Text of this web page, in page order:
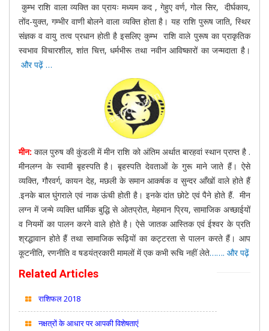
कुम्भ राशि वाला व्यक्ति का प्रायः मध्यम कद , गेहुए वर्ण, गोल सिर, दीर्घकाय,
तोंद-युक्त, गम्भीर वाणी बोलने वाला व्यक्ति होता है। यह राशि पुरूष जाति, स्थिर
संज्ञक व वायु तत्व प्रधान होती है इसलिए कुम्भ राशि वाले पुरूष का प्राकृतिक
स्वभाव विचारशील, शांत चित्त, धर्मभीरू तथा नवीन आविष्कारों का जन्मदाता है।
और पढ़ें …
मीन: काल पुरुष की कुंडली में मीन राशि को अंतिम अर्थात बारहवां स्थान प्राप्त है .
मीनलग्न के स्वामी बृहस्पति है। बृहस्पति देवताओं के गुरू माने जाते हैं। ऐसे
व्यक्ति, गौरवर्ग, कायन देह, मछली के समान आकर्षक व सुन्दर आँखों वाले होते हैं
.इनके बाल घुंगराले एवं नाक ऊंची होती है। इनके दांत छोटे एवं पैने होते हैं. मीन
लग्न में जन्मे व्यक्ति धार्मिक बुद्धि से ओतप्रोत, मेहमान प्रिय, सामाजिक अच्छाईयों
व नियमों का पालन करने वाले होते है। ऐसे जातक आस्तिक एवं ईश्वर के प्रति
श्रद्धावान होते हैं तथा सामाजिक रूढ़ियों का कट्टरता से पालन करते हैं। आप
कूटनीति, रणनीति व षडयंत्रकारी मामलों में एक कभी रूचि नहीं लेते……. और पढ़ें
Related Articles
राशिफल 2018
नक्षत्रों के आधार पर आपकी विशेषताएं